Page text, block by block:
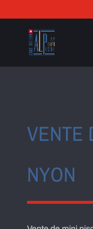
VENTE
NYON